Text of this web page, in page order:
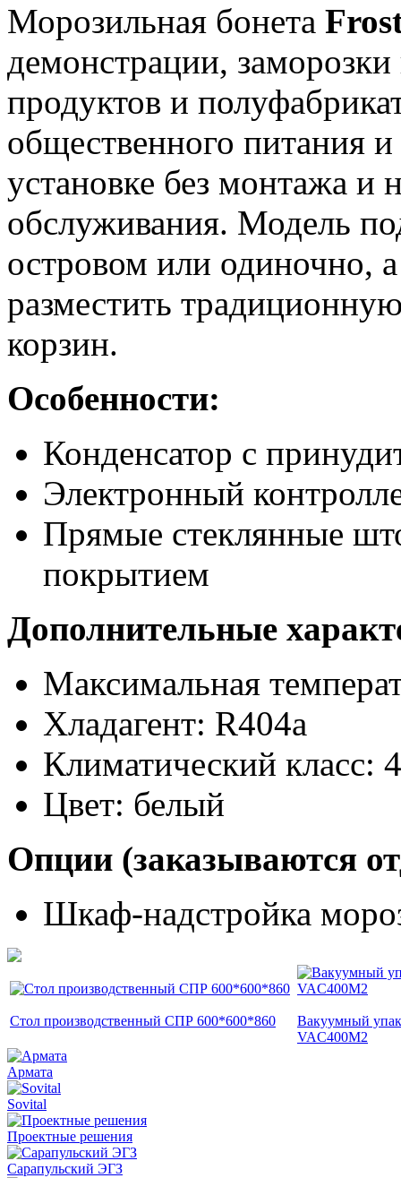
Морозильная бонета
демонстрации,
продуктов и
общественного питания
установке без монтажа и
обслуживания. Модель
островом или одиночно,
разместить
корзин.
Особенности:
Конденсатор с
Электронный
Прямые стеклянные
покрытием
Дополнительные
Максимальная
Хладагент: R404a
Климатический класс:
Цвет: белый
Опции (заказываются
Шкаф-надстройка
Стол производственный СПР 600*600*860
Вакуумный
VAC400M2
Армата
Sovital
Проектные решения
Сарапульский ЭГЗ